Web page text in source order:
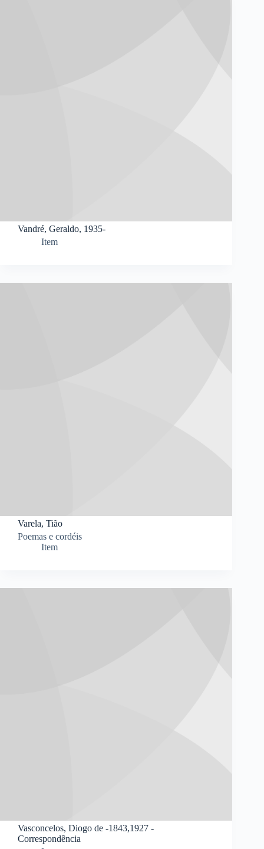
Vandré, Geraldo, 1935-
Item
Varela, Tião
Poemas e cordéis
Item
Vasconcelos, Diogo de -1843,1927 -
Correspondência